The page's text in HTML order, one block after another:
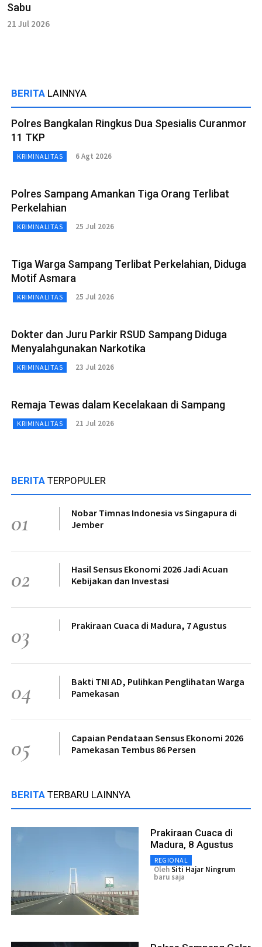
Sabu
21 Jul 2026
BERITA LAINNYA
Polres Bangkalan Ringkus Dua Spesialis Curanmor
11 TKP
KRIMINALITAS 6 Agt 2026
Polres Sampang Amankan Tiga Orang Terlibat
Perkelahian
KRIMINALITAS 25 Jul 2026
Tiga Warga Sampang Terlibat Perkelahian, Diduga
Motif Asmara
KRIMINALITAS 25 Jul 2026
Dokter dan Juru Parkir RSUD Sampang Diduga
Menyalahgunakan Narkotika
KRIMINALITAS 23 Jul 2026
Remaja Tewas dalam Kecelakaan di Sampang
KRIMINALITAS 21 Jul 2026
BERITA TERPOPULER
01
Nobar Timnas Indonesia vs Singapura di
Jember
02
Hasil Sensus Ekonomi 2026 Jadi Acuan
Kebijakan dan Investasi
03 Prakiraan Cuaca di Madura, 7 Agustus
04
Bakti TNI AD, Pulihkan Penglihatan Warga
Pamekasan
05
Capaian Pendataan Sensus Ekonomi 2026
Pamekasan Tembus 86 Persen
BERITA TERBARU LAINNYA
Prakiraan Cuaca di
Madura, 8 Agustus
REGIONAL
OlehSiti Hajar Ningrum
baru saja